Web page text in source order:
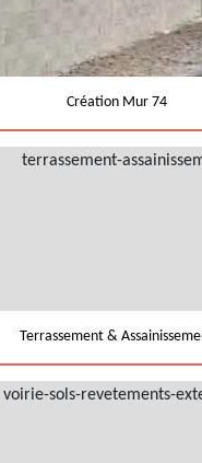
Création Mur 74
Terrassement &